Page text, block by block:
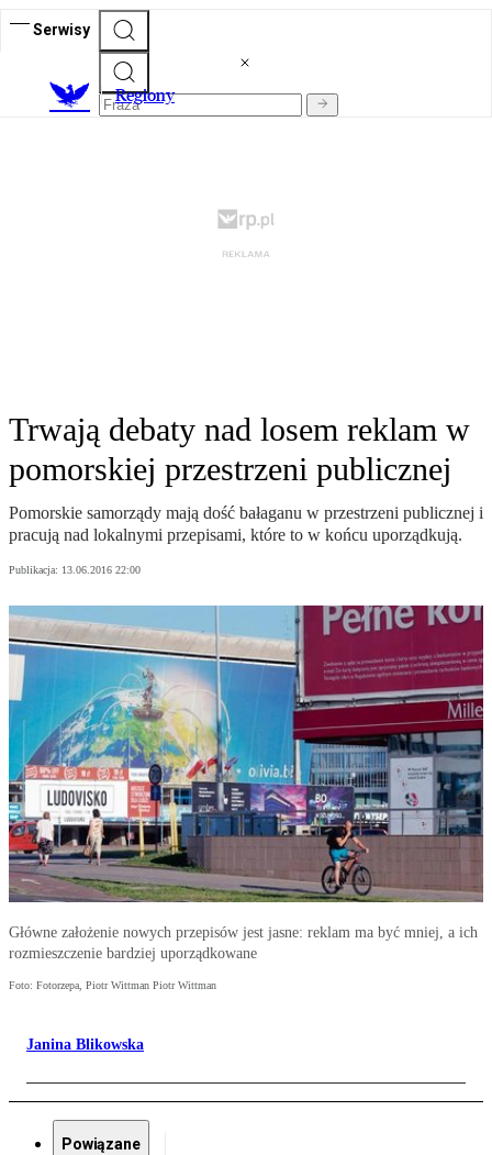
Serwisy
Regiony
Trwają debaty nad losem reklam w
pomorskiej przestrzeni publicznej
Pomorskie samorządy mają dość bałaganu w przestrzeni publicznej i
pracują nad lokalnymi przepisami, które to w końcu uporządkują.
Publikacja: 13.06.2016 22:00
Główne założenie nowych przepisów jest jasne: reklam ma być mniej, a ich
rozmieszczenie bardziej uporządkowane
Foto: Fotorzepa, Piotr Wittman Piotr Wittman
Janina Blikowska
Powiązane